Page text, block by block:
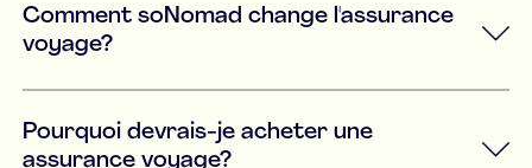
Comment soNomad change l'assurance
voyage?
Pourquoi devrais-je acheter une
assurance voyage?